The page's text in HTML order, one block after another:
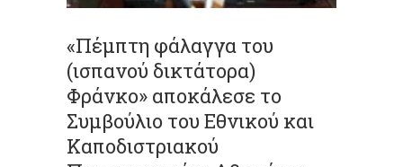
«Πέμπτη φάλαγγα του
(ισπανού δικτάτορα)
Φράνκο» αποκάλεσε το
Συμβούλιο του Εθνικού και
Καποδιστριακού